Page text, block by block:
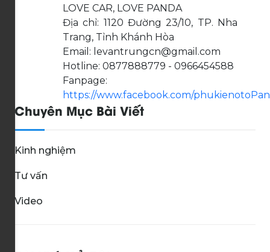
LOVE CAR, LOVE PANDA
Địa chỉ: 1120 Đường 23/10, TP. Nha
Trang, Tỉnh Khánh Hòa
Email: levantrungcn@gmail.com
Hotline: 0877888779 - 0966454588
Fanpage:
https://www.facebook.com/
Chuyên Mục Bài Viết
Kinh nghiệm
Tư vấn
Video